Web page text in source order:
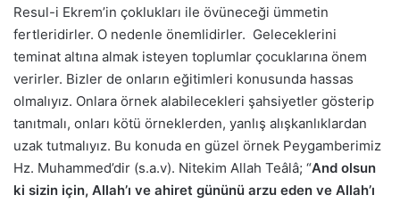
Resul-i Ekrem’in çoklukları ile övüneceği ümmetin
fertleridirler. O nedenle önemlidirler. Geleceklerini
teminat altına almak isteyen toplumlar çocuklarına önem
verirler. Bizler de onların eğitimleri konusunda hassas
olmalıyız. Onlara örnek alabilecekleri şahsiyetler gösterip
tanıtmalı, onları kötü örneklerden, yanlış alışkanlıklardan
uzak tutmalıyız. Bu konuda en güzel örnek Peygamberimiz
Hz. Muhammed’dir (s.a.v). Nitekim Allah Teâlâ; “And olsun
ki sizin için, Allah’ı ve ahiret gününü arzu eden ve Allah’ı